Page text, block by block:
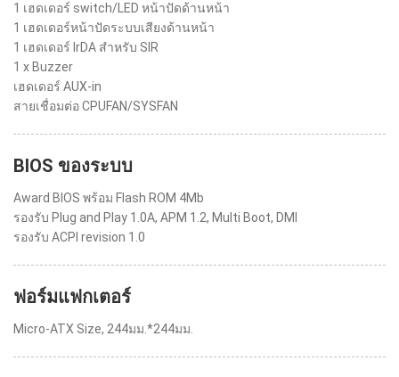
1 เฮดเดอร์ switch/LED หน้าปัดด้านหน้า
1 เฮดเดอร์หน้าปัดระบบเสียงด้านหน้า
1 เฮดเดอร์ IrDA สำหรับ SIR
1 x Buzzer
เฮดเดอร์ AUX-in
สายเชื่อมต่อ CPUFAN/SYSFAN
BIOS ของระบบ
Award BIOS พร้อม Flash ROM 4Mb
รองรับ Plug and Play 1.0A, APM 1.2, Multi Boot, DMI
รองรับ ACPI revision 1.0
ฟอร์มแฟกเตอร์
Micro-ATX Size, 244มม.*244มม.